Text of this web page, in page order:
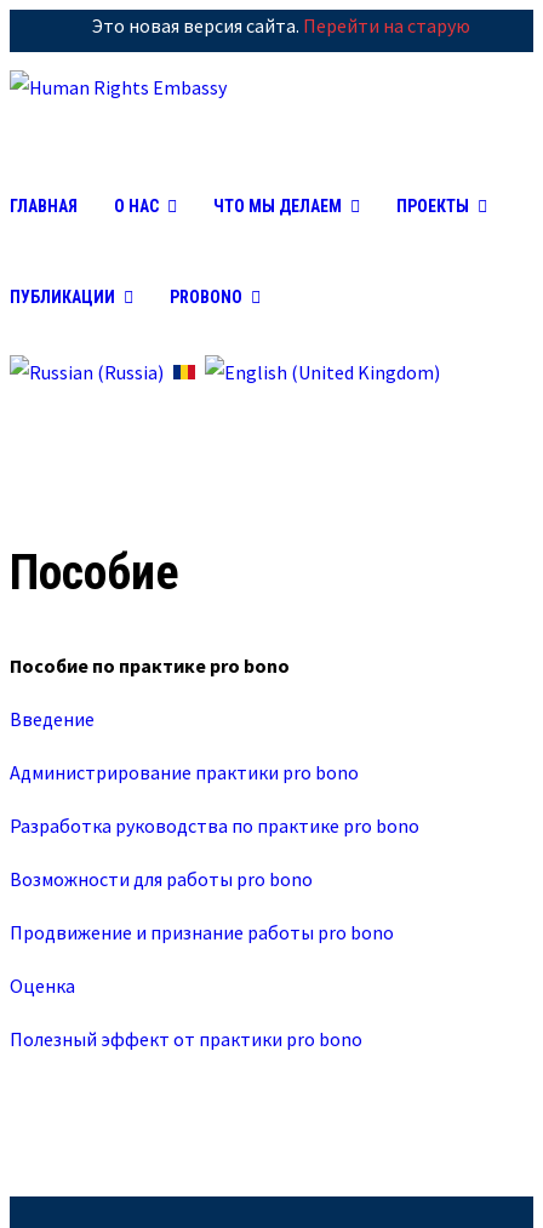
Это новая версия сайта. Перейти на старую
ГЛАВНАЯ О НАС ЧТО МЫ ДЕЛАЕМ ПРОЕКТЫ
ПУБЛИКАЦИИ PROBONO
Пособие
Пособие по практике pro bono
Введение
Администрирование практики pro bono
Разработка руководства по практике pro bono
Возможности для работы pro bono
Продвижение и признание работы pro bono
Оценка
Полезный эффект от практики pro bono